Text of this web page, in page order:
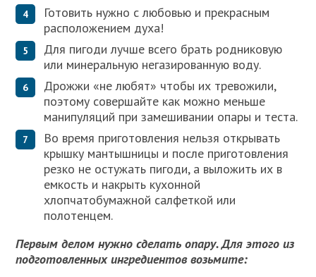
Готовить нужно с любовью и прекрасным
расположением духа!
Для пигоди лучше всего брать родниковую
или минеральную негазированную воду.
Дрожжи «не любят» чтобы их тревожили,
поэтому совершайте как можно меньше
манипуляций при замешивании опары и теста.
Во время приготовления нельзя открывать
крышку мантышницы и после приготовления
резко не остужать пигоди, а выложить их в
емкость и накрыть кухонной
хлопчатобумажной салфеткой или
полотенцем.
Первым делом нужно сделать опару. Для этого из
подготовленных ингредиентов возьмите: